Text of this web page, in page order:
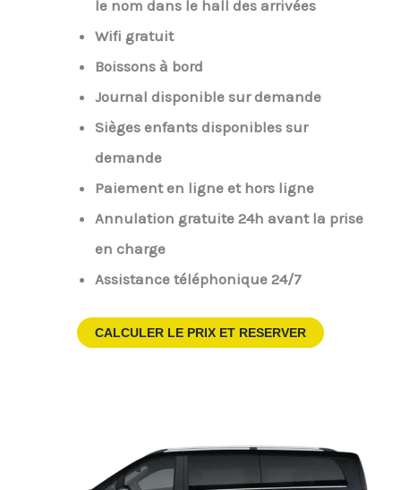
le nom dans le hall des arrivées
Wifi gratuit
Boissons à bord
Journal disponible sur demande
Sièges enfants disponibles sur
demande
Paiement en ligne et hors ligne
Annulation gratuite 24h avant la prise
en charge
Assistance téléphonique 24/7
CALCULER LE PRIX ET RESERVER